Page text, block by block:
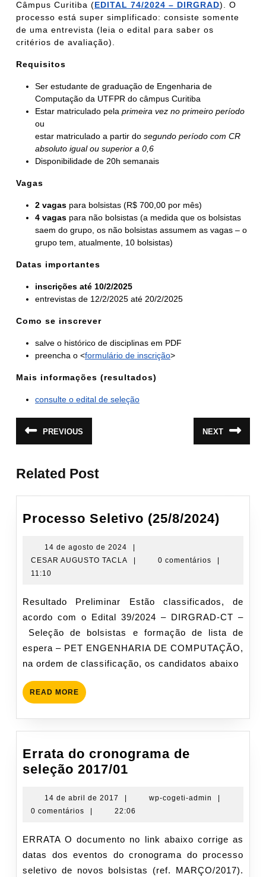
Câmpus Curitiba (EDITAL 74/2024 – DIRGRAD). O
processo está super simplificado: consiste somente
de uma entrevista (leia o edital para saber os
critérios de avaliação).
Requisitos
Ser estudante de graduação de Engenharia de
Computação da UTFPR do câmpus Curitiba
Estar matriculado pela primeira vez no primeiro período
ou
estar matriculado a partir do segundo período com CR
absoluto igual ou superior a 0,6
Disponibilidade de 20h semanais
Vagas
2 vagas para bolsistas (R$ 700,00 por mês)
4 vagas para não bolsistas (a medida que os bolsistas
saem do grupo, os não bolsistas assumem as vagas – o
grupo tem, atualmente, 10 bolsistas)
Datas importantes
inscrições até 10/2/2025
entrevistas de 12/2/2025 até 20/2/2025
Como se inscrever
salve o histórico de disciplinas em PDF
preencha o <formulário de inscrição>
Mais informações (resultados)
consulte o edital de seleção
Navegação
de
PREVIOUS
anterior:
NEXT
post:
Related Post
Processo Seletivo (25/8/2024)
14 de agosto de 2024
14
de
2024
CESAR AUGUSTO TACLA
CESAR0 comentários
11:10
Resultado Preliminar Estão classificados, de
acordo com o Edital 39/2024 – DIRGRAD-CT –
Seleção de bolsistas e formação de lista de
espera – PET ENGENHARIA DE COMPUTAÇÃO,
na ordem de classificação, os candidatos abaixo
READ MORE READ
MORE
Errata do cronograma de
seleção 2017/01
cronograma
de
2017/01
14 de abril de 2017
14
de
de
| wp-cogeti-admin
wp-
|
0 comentários
| 22:06
ERRATA O documento no link abaixo corrige as
datas dos eventos do cronograma do processo
seletivo de novos bolsistas (ref. MARÇO/2017).